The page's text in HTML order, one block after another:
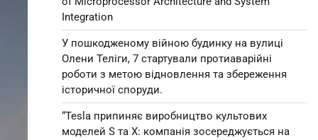
Integration
У пошкодженому війною будинку на вулиці
Олени Теліги, 7 стартували протиаварійні
роботи з метою відновлення та збереження
історичної споруди.
“Tesla припиняє виробництво культових
моделей S та X: компанія зосереджується на